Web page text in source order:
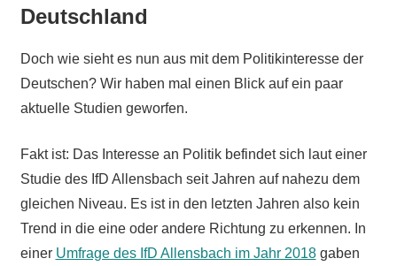
Deutschland
Doch wie sieht es nun aus mit dem Politikinteresse der
Deutschen? Wir haben mal einen Blick auf ein paar
aktuelle Studien geworfen.
Fakt ist: Das Interesse an Politik befindet sich laut einer
Studie des IfD Allensbach seit Jahren auf nahezu dem
gleichen Niveau. Es ist in den letzten Jahren also kein
Trend in die eine oder andere Richtung zu erkennen. In
einer Umfrage des IfD Allensbach im Jahr 2018gaben